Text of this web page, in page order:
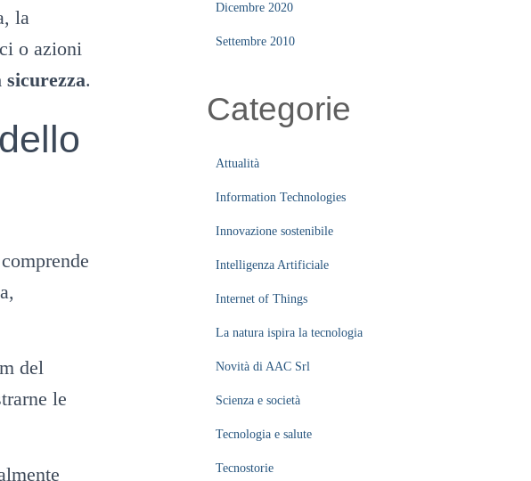
la
o azioni
.
del
le
Dicembre 2020
Settembre 2010
Categorie
Attualità
Information Technologies
Innovazione sostenibile
Intelligenza Artificiale
Internet of Things
La natura ispira la tecnologia
Novità di AAC Srl
Scienza e società
Tecnologia e salute
Tecnostorie